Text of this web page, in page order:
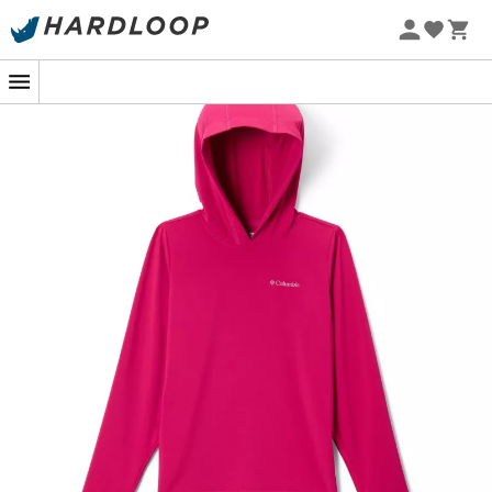
Sommarerbjudanden 🔥 -5 % EXTRA vid köp av 2 produkter*